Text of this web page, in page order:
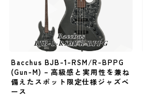
エレアコ
エフェクター
エフェクター全般
ディストーション
Bacchus BJB-1-RSM/R-BPPG
(Gun-M) – 高級感と実用性を兼ね
備えたスポット限定仕様ジャズベ
ース